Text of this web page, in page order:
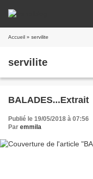
Accueil » servilite
servilite
BALADES...Extrait
Publié le 19/05/2018 à 07:56
Par emmila